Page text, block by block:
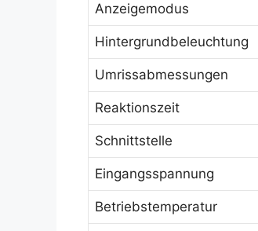
Anzeigemodus
Hintergrundbeleuchtung
Umrissabmessungen
Reaktionszeit
Schnittstelle
Eingangsspannung
Betriebstemperatur